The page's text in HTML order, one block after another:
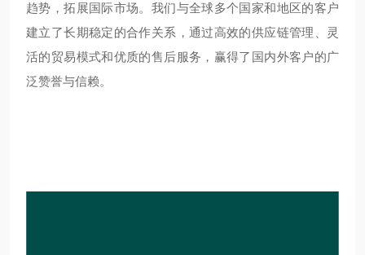
趋势，拓展国际市场。我们与全球多个国家和地区的客户
建立了长期稳定的合作关系，通过高效的供应链管理、灵
活的贸易模式和优质的售后服务，赢得了国内外客户的广
泛赞誉与信赖。